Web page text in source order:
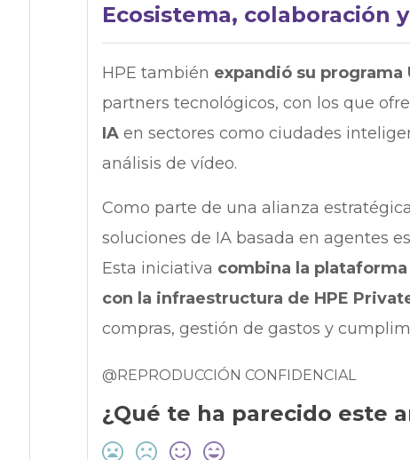
Ecosistema, colaboración
HPE también expandió su programa
partners tecnológicos, con los que
IA en sectores como ciudades
análisis de vídeo.
Como parte de una alianza
soluciones de IA basada en agentes
Esta iniciativa combina la plataforma
con la infraestructura de HPE
compras, gestión de gastos y
@REPRODUCCIÓN CONFIDENCIAL
¿Qué te ha parecido este